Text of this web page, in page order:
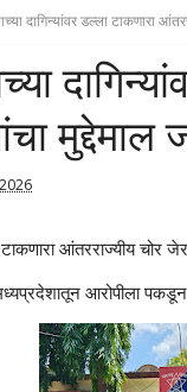
दागिन्यांवर डल्ला टाकणारा
मुद्देमाल
टाकणारा आंतरराज्यीय चोर
आरोपीला